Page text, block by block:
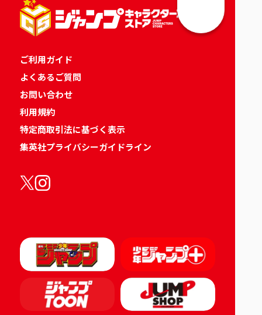
ご利用ガイド
よくあるご質問
お問い合わせ
利用規約
特定商取引法に基づく表示
集英社プライバシーガイドライン